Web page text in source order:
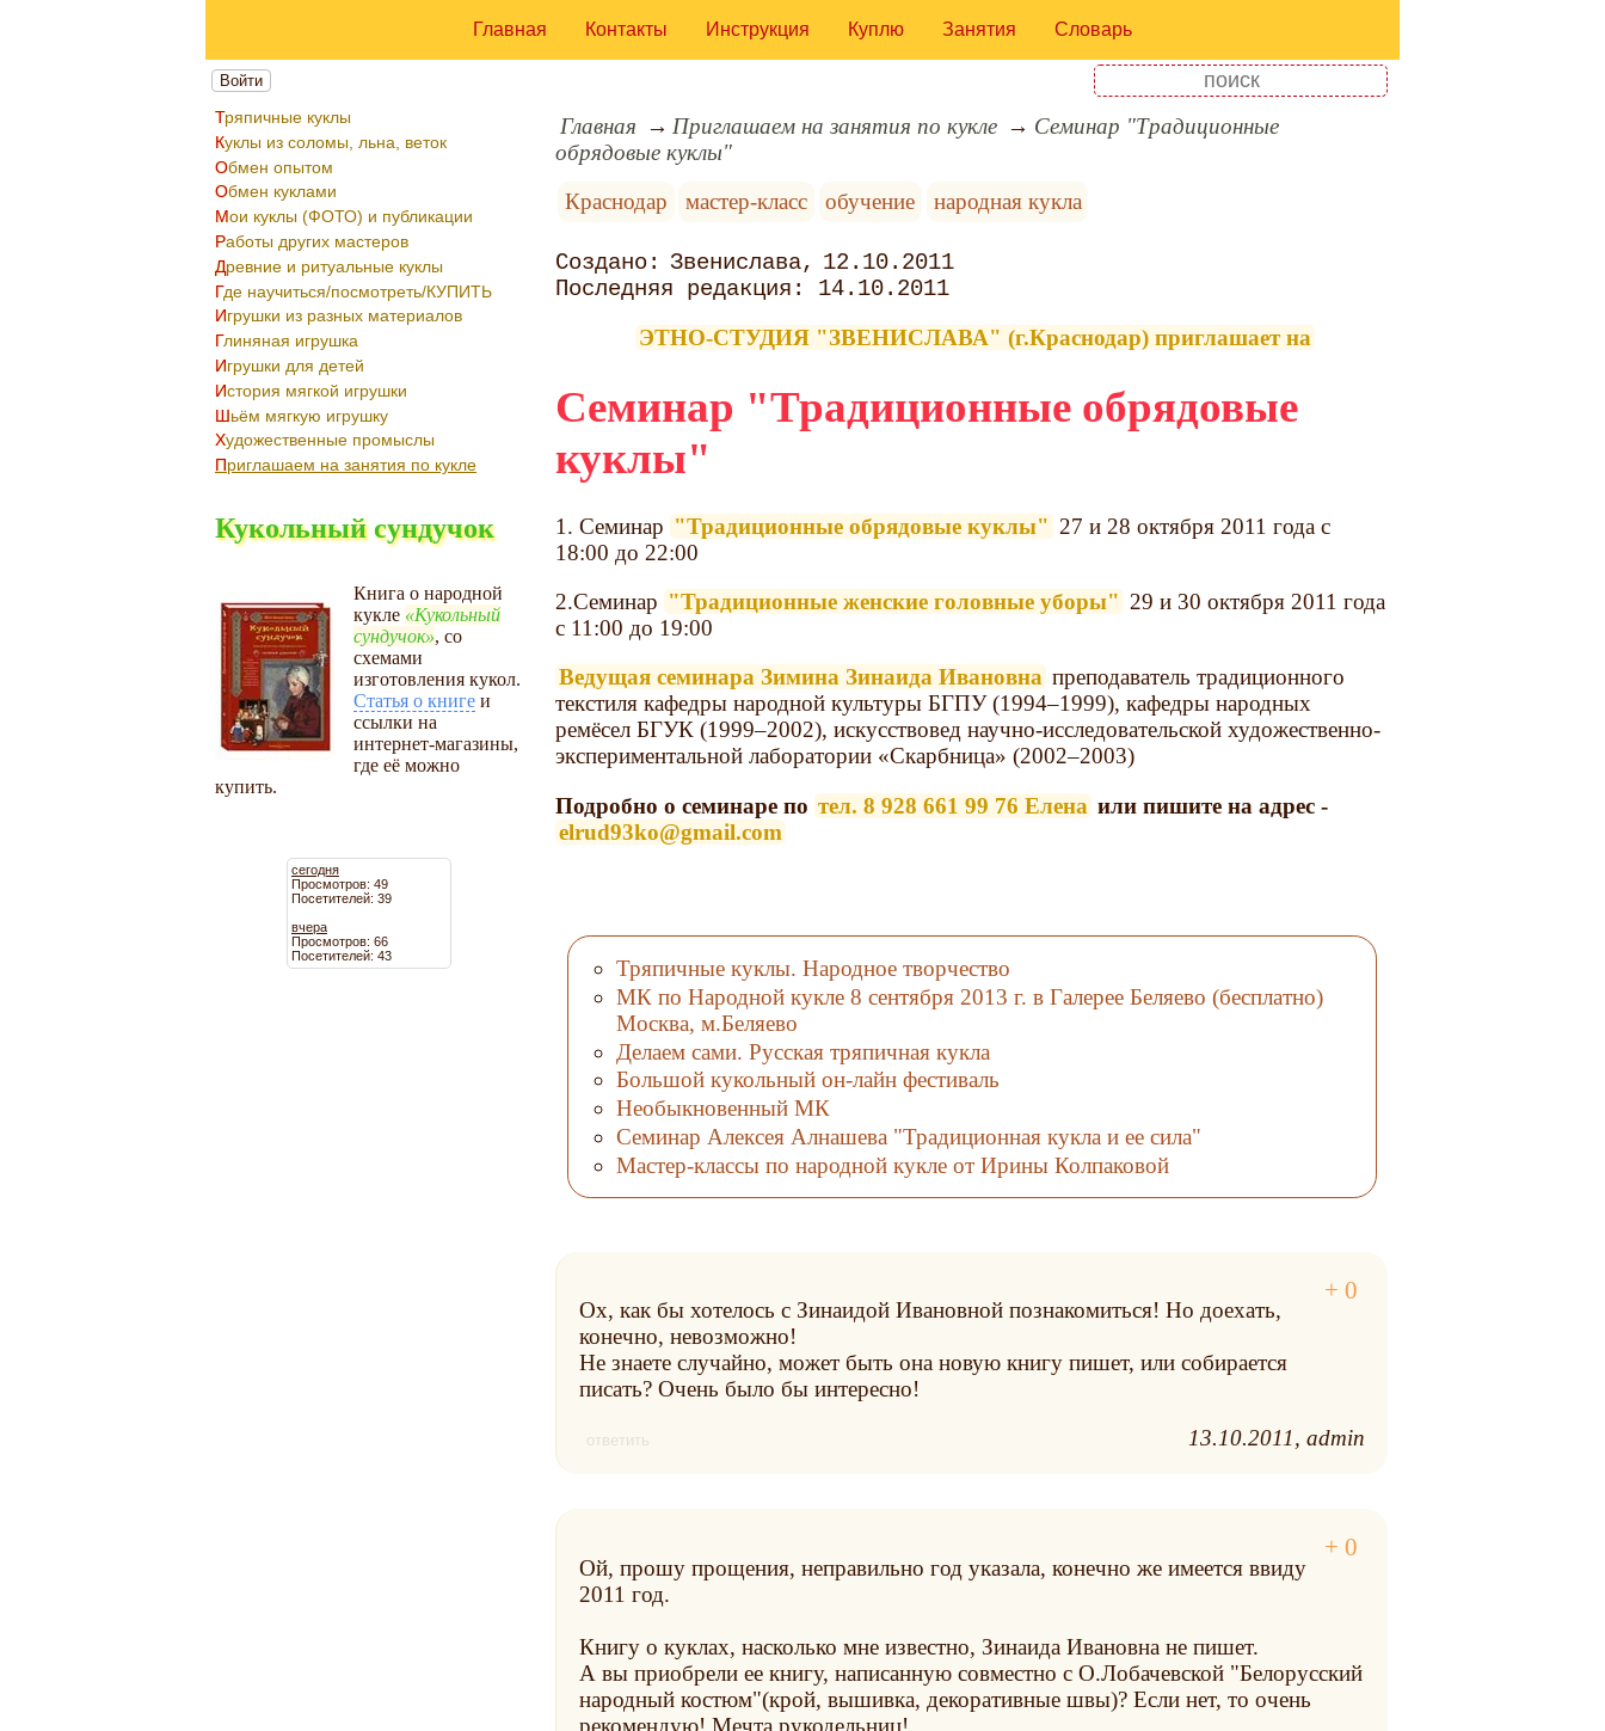
Главная Контакты Инструкция Куплю Занятия Словарь
Войти
Тряпичные куклы
Куклы из соломы, льна, веток
Обмен опытом
Обмен куклами
Мои куклы (ФОТО) и публикации
Работы других мастеров
Древние и ритуальные куклы
Где научиться/посмотреть/КУПИТЬ
Игрушки из разных материалов
Глиняная игрушка
Игрушки для детей
История мягкой игрушки
Шьём мягкую игрушку
Художественные промыслы
Приглашаем на занятия по кукле
Кукольный сундучок
Книга о народной
кукле
Кукольный
сундучок , со
схемами
изготовления кукол.
Статья о книге и
ссылки на
интернет-магазины,
где её можно
купить.
сегодня
Просмотров: 49
Посетителей: 39
вчера
Просмотров: 66
Посетителей: 43
Главная Приглашаем на занятия по кукле
Cеминар "Традиционные
обрядовые куклы"
Краснодар
мастер-класс обучение народная кукла
Звенислава
12.10.2011
14.10.2011
ЭТНО-СТУДИЯ "ЗВЕНИСЛАВА" (г.Краснодар) приглашает на
Cеминар "Традиционные обрядовые
куклы"
1. Семинар "Традиционные обрядовые куклы" 27 и 28 октября 2011 года с
18:00 до 22:00
2.Семинар "Традиционные женские головные уборы" 29 и 30 октября 2011 года
с 11:00 до 19:00
Ведущая семинара Зимина Зинаида Ивановна преподаватель традиционного
текстиля кафедры народной культуры БГПУ (1994–1999), кафедры народных
ремёсел БГУК (1999–2002), искусствовед научно-исследовательской художественно-
экспериментальной лаборатории «Скарбница» (2002–2003)
Подробно о семинаре по тел. 8 928 661 99 76 Елена или пишите на адрес -
elrud93ko@gmail.com
Тряпичные куклы. Народное творчество
МК по Народной кукле 8 сентября 2013 г. в Галерее Беляево (бесплатно)
Москва, м.Беляево
Делаем сами. Русская тряпичная кукла
Большой кукольный он-лайн фестиваль
Необыкновенный МК
Семинар Алексея Алнашева "Традиционная кукла и ее сила"
Мастер-классы по народной кукле от Ирины Колпаковой
Ох, как бы хотелось с Зинаидой Ивановной познакомиться! Но доехать,
конечно, невозможно!
Не знаете случайно, может быть она новую книгу пишет, или собирается
писать? Очень было бы интересно!
ответить 13.10.2011 admin
Ой, прошу прощения, неправильно год указала, конечно же имеется ввиду
2011 год.
Книгу о куклах, насколько мне известно, Зинаида Ивановна не пишет.
А вы приобрели ее книгу, написанную совместно с О.Лобачевской "Белорусский
народный костюм"(крой, вышивка, декоративные швы)? Если нет, то очень
рекомендую! Мечта рукодельниц!